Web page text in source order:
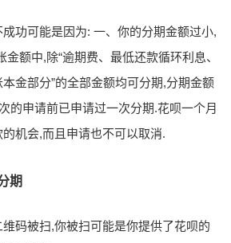
功可能是因为: 一、你的分期金额过小,
额中,除“逾期费、最低还款循环利息、
金部分”的全部金额均可分期,分期金额
的申请前已申请过一次分期.花呗一个月
机会,而且申请也不可以取消.
期
码被扫,你被扫可能是你提供了花呗的